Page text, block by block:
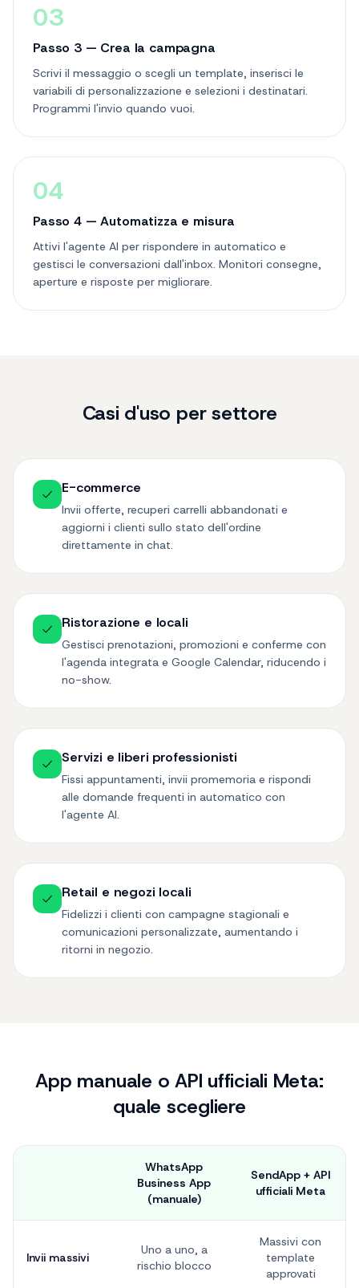
03
Passo 3 — Crea la campagna
Scrivi il messaggio o scegli un template, inserisci le
variabili di personalizzazione e selezioni i destinatari.
Programmi l'invio quando vuoi.
04
Passo 4 — Automatizza e misura
Attivi l'agente AI per rispondere in automatico e
gestisci le conversazioni dall'inbox. Monitori consegne,
aperture e risposte per migliorare.
Casi d'uso per settore
E-commerce
Invii offerte, recuperi carrelli abbandonati e
aggiorni i clienti sullo stato dell'ordine
direttamente in chat.
Ristorazione e locali
Gestisci prenotazioni, promozioni e conferme con
l'agenda integrata e Google Calendar, riducendo i
no-show.
Servizi e liberi professionisti
Fissi appuntamenti, invii promemoria e rispondi
alle domande frequenti in automatico con
l'agente AI.
Retail e negozi locali
Fidelizzi i clienti con campagne stagionali e
comunicazioni personalizzate, aumentando i
ritorni in negozio.
App manuale o API ufficiali Meta:
quale scegliere
WhatsApp
Business App
(manuale)
SendApp + API
ufficiali Meta
Invii massivi
Uno a uno, a
rischio blocco
Massivi con
template
approvati